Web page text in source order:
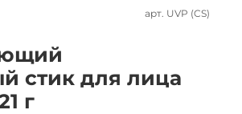
арт. UVP (CS)
стик для лица
г